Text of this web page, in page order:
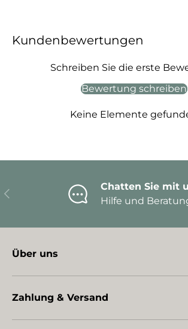
Kundenbewertungen
Schreiben Sie die erste
Bewertung schreiben
Keine Elemente
Vorherige
Chatten Sie mit
Hilfe und
Über uns
Zahlung & Versand